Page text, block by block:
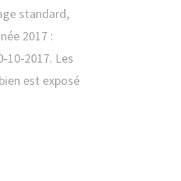
standard,
2017 :
10-2017. Les
est exposé